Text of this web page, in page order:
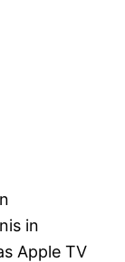
in
Apple TV